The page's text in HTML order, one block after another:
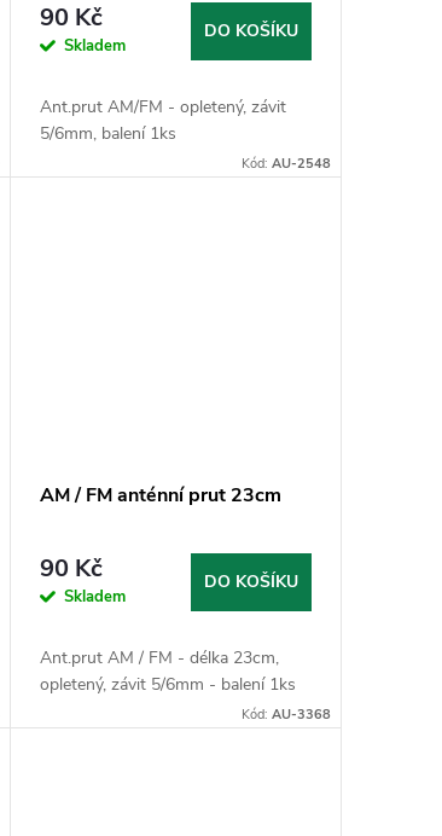
90 Kč
Skladem
DO KOŠÍKU
Ant.prut AM/FM - opletený, závit
5/6mm, balení 1ks
Kód: AU-2548
AM / FM anténní prut 23cm
90 Kč
Skladem
DO KOŠÍKU
Ant.prut AM / FM - délka 23cm,
opletený, závit 5/6mm - balení 1ks
Kód: AU-3368